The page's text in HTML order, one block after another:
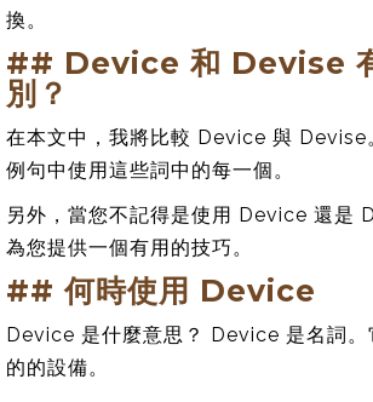
換。
## Device 和 Devise
別？
在本文中，我將比較 Device 與 Devise
例句中使用這些詞中的每一個。
另外，當您不記得是使用 Device 還是
為您提供一個有用的技巧。
## 何時使用 Device
Device 是什麼意思？ Device 是名詞。
的的設備。